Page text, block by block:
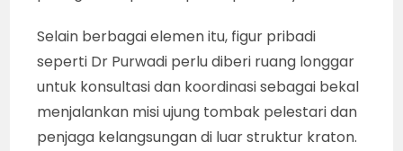
Selain berbagai elemen itu, figur pribadi
seperti Dr Purwadi perlu diberi ruang longgar
untuk konsultasi dan koordinasi sebagai bekal
menjalankan misi ujung tombak pelestari dan
penjaga kelangsungan di luar struktur kraton.